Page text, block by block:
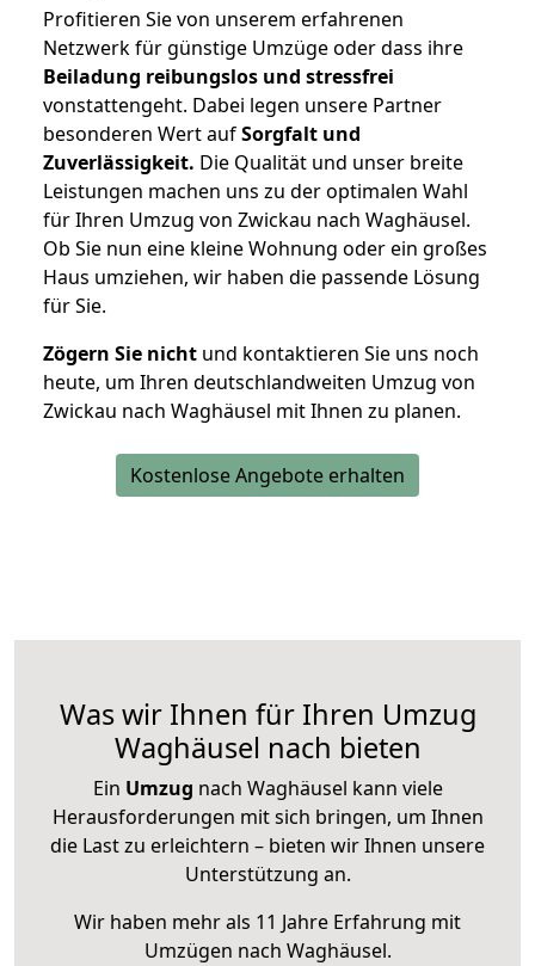
Profitieren Sie von unserem erfahrenen
Netzwerk für günstige Umzüge oder dass ihre
Beiladung reibungslos und stressfrei
vonstattengeht. Dabei legen unsere Partner
besonderen Wert aufSorgfalt und
Zuverlässigkeit. Die Qualität und unser breite
Leistungen machen uns zu der optimalen Wahl
für Ihren Umzug von Zwickau nach Waghäusel.
Ob Sie nun eine kleine Wohnung oder ein großes
Haus umziehen, wir haben die passende Lösung
für Sie.
Zögern Sie nicht und kontaktieren Sie uns noch
heute, um Ihren deutschlandweiten Umzug von
Zwickau nach Waghäusel mit Ihnen zu planen.
Kostenlose Angebote erhalten
Was wir Ihnen für Ihren Umzug
Waghäusel nach bieten
Ein Umzug nach Waghäusel kann viele
Herausforderungen mit sich bringen, um Ihnen
die Last zu erleichtern – bieten wir Ihnen unsere
Unterstützung an.
Wir haben mehr als 11 Jahre Erfahrung mit
Umzügen nach Waghäusel.